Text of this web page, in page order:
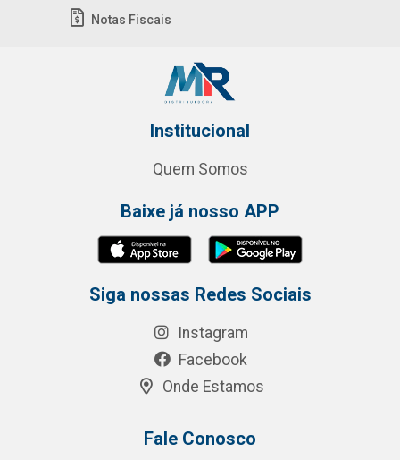
Notas Fiscais
Institucional
Quem Somos
Baixe já nosso APP
Siga nossas Redes Sociais
Instagram
Facebook
Onde Estamos
Fale Conosco